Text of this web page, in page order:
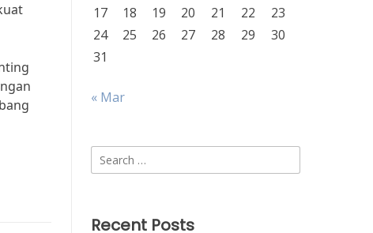
17
18 19 20 21 22
23
24
25 26 27 28 29
30
31
« Mar
Search
for:
Recent Posts